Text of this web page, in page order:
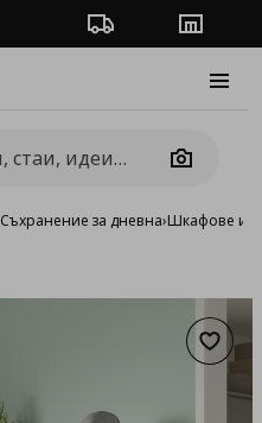
Проследяване на
Camera
Съхранение за дневна›Шкафове и